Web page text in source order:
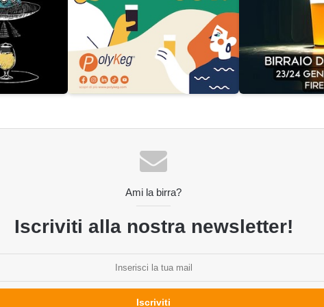
Ami la birra?
Iscriviti alla nostra newsletter!